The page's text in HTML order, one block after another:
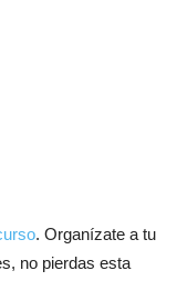
. Organízate a tu
no pierdas esta